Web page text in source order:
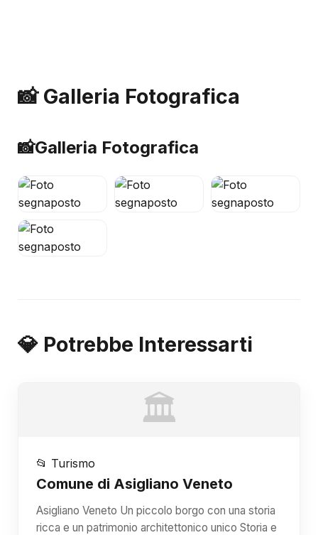
📸 Galleria Fotografica
📸Galleria Fotografica
💎 Potrebbe Interessarti
🏛️
📂 Turismo
Comune di Asigliano Veneto
Asigliano Veneto Un piccolo borgo con una storia
ricca e un patrimonio architettonico unico Storia e